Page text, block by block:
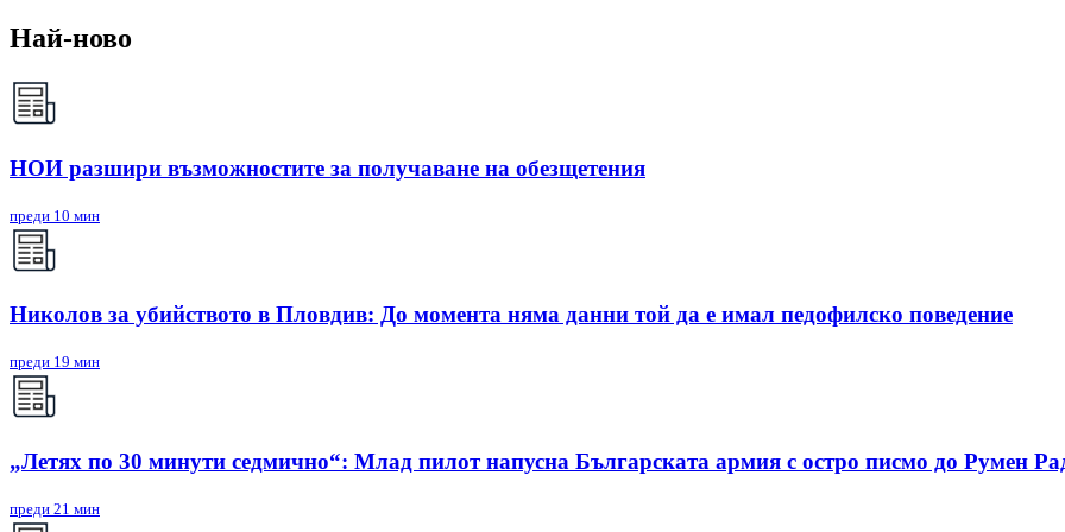
Най-ново
НОИ разшири възможностите за получаване на обезщетения
преди 10 мин
Николов за убийството в Пловдив: До момента няма данни той да е имал педофилско поведение
преди 19 мин
„Летях по 30 минути седмично“: Млад пилот напусна Българската армия с остро писмо до Румен
преди 21 мин